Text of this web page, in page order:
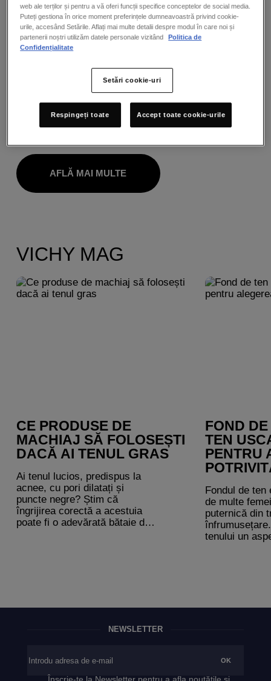
LIFTACTIV FLEXITEINT
FOND DE TEN ANTIRID
AFLĂ MAI MULTE
VICHY MAG
CE PRODUSE DE
MACHIAJ SĂ FOLOSEȘTI
DACĂ AI TENUL GRAS
Ai tenul lucios, predispus la
acnee, cu pori dilatați și
puncte negre? Știm că
îngrijirea corectă a acestuia
poate fi o adevărată bătaie de
aspectului neted al pielii pe
poate controla corespunzător.
FOND
TEN
PENTRU
Fondul de ten
de multe
puternică din
tenului un
probleme ale
NEWSLETTER
web ale terților și pentru a vă oferi funcții specifice conceptelor de social media.
Puteți gestiona în orice moment preferințele dumneavoastră privind cookie-
urile, accesând Setările. Aflați mai multe detalii despre modul în care noi și
partenerii noștri utilizăm datele personale vizitând
Politica de
Confidențialitate
Setări cookie-uri
Respingeți toate Accept toate cookie-urile